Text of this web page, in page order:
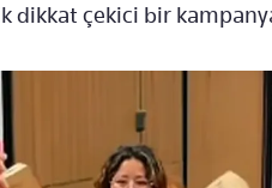
dikkat çekici bir